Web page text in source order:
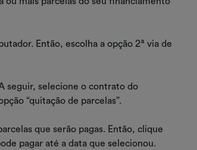
Então, escolha a opção 2ª via de
seguir, selecione o contrato do
“quitação de parcelas”.
que serão pagas. Então, clique
pagar até a data que selecionou.